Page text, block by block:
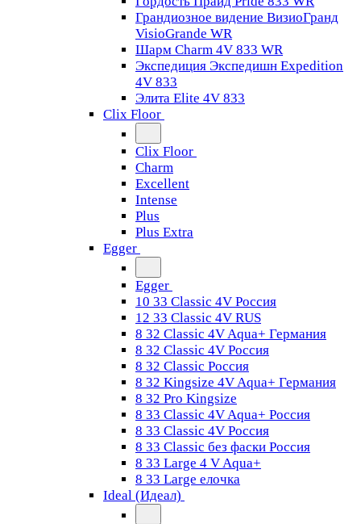
Грандиозное видение ВизиоГранд
VisioGrande WR
Шарм Charm 4V 833 WR
Экспедиция Экспедишн Expedition
4V 833
Элита Elite 4V 833
Clix Floor
Clix Floor
Charm
Excellent
Intense
Plus
Plus Extra
Egger
Egger
10 33 Classic 4V Россия
12 33 Classic 4V RUS
8 32 Classic 4V Aqua+ Германия
8 32 Classic 4V Россия
8 32 Classic Россия
8 32 Kingsize 4V Aqua+ Германия
8 32 Pro Kingsize
8 33 Classic 4V Aqua+ Россия
8 33 Classic 4V Россия
8 33 Classic без фаски Россия
8 33 Large 4 V Aqua+
8 33 Large елочка
Ideal (Идеал)